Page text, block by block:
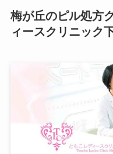
梅が丘のピル処方
ィースクリニック